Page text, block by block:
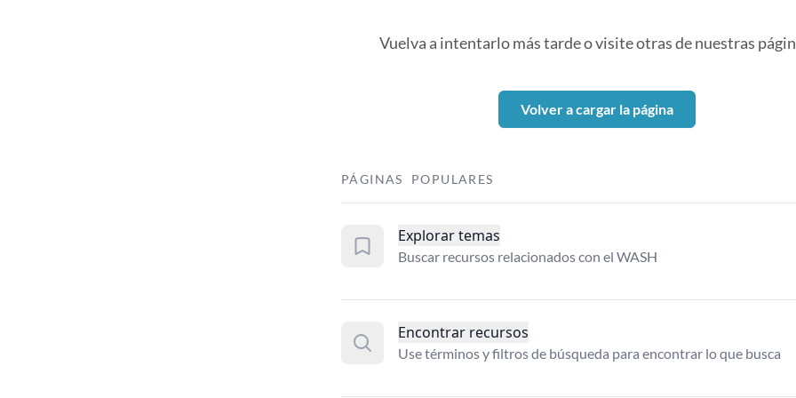
Vuelva a intentarlo más tarde o visite otras de nuestras
Volver a cargar la página
PÁGINAS POPULARES
Explorar temas
Buscar recursos relacionados con el WASH
Encontrar recursos
Use términos y filtros de búsqueda para encontrar lo que busca